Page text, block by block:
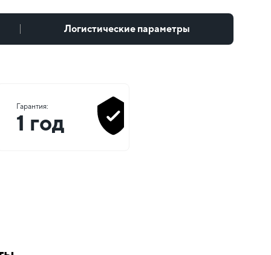
Логистические параметры
Гарантия:
1 год